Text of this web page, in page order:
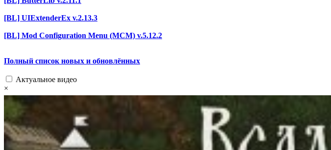
[BL] UIExtenderEx v.2.13.3
[BL] Mod Configuration Menu (MCM) v.5.12.2
Полный список новых и обновлённых
Актуальное видео
×